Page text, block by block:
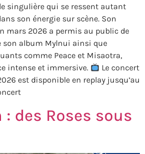
singulière qui se ressent autant
son énergie sur scène. Son
mars 2026 a permis au public de
son album Mylnui ainsi que
comme Peace et Misaotra,
intense et immersive.
Le concert
est disponible en replay jusqu’au
des Roses sous